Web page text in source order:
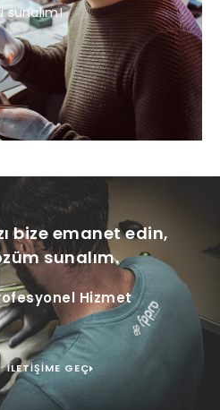
sunalım!
bize emanet edin,
sunalım.
Hizmet
İLETIŞIME GEÇ